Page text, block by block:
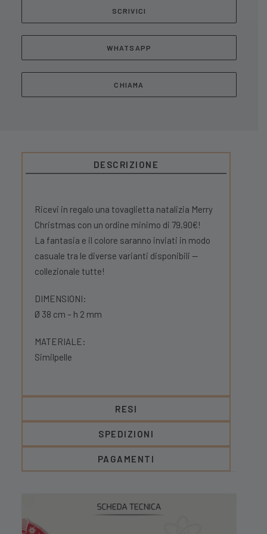
SCRIVICI
WHATSAPP
CHIAMA
DESCRIZIONE
Ricevi in regalo una tovaglietta natalizia Merry
Christmas con un ordine minimo di 79,90€!
La fantasia e il colore saranno inviati in modo
casuale tra le diverse varianti disponibili —
collezionale tutte!
DIMENSIONI:
Ø 38 cm – h 2 mm
MATERIALE:
Similpelle
RESI
SPEDIZIONI
PAGAMENTI